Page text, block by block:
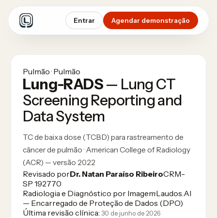
Entrar Agendar demonstração
Pulmão · Pulmão
Lung-RADS— Lung CT
Screening Reporting and
Data System
TC de baixa dose (TCBD) para rastreamento de
câncer de pulmão · American College of Radiology
(ACR) — versão 2022
Revisado porDr. Natan Paraíso RibeiroCRM-
SP 192770
Radiologia e Diagnóstico por Imagem·Laudos.AI
— Encarregado de Proteção de Dados (DPO)
Última revisão clínica: 30 de junho de 2026